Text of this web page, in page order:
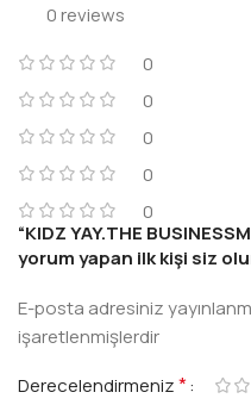
0 reviews
0
0
0
0
0
“KIDZ YAY.THE
yorum yapan ilk kişi siz
E-posta adresiniz
işaretlenmişlerdir
Derecelendirmeniz*